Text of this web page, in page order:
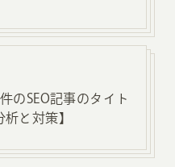
のSEO記事のタイト
と対策】